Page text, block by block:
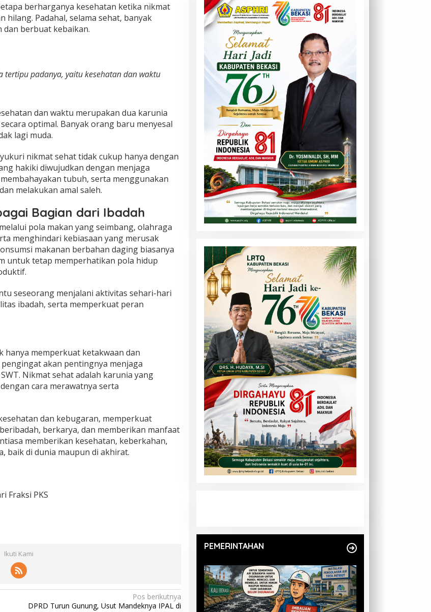
berharganya kesehatan ketika nikmat
Padahal, selama sehat, banyak
berbuat kebaikan.
tertipu padanya, yaitu kesehatan dan waktu
dan waktu merupakan dua karunia
optimal. Banyak orang baru menyesal
lagi muda.
nikmat sehat tidak cukup hanya dengan
hakiki diwujudkan dengan menjaga
tubuh, serta menggunakan
melakukan amal saleh.
Bagian dari Ibadah
pola makan yang seimbang, olahraga
menghindari kebiasaan yang merusak
makanan berbahan daging biasanya
untuk tetap memperhatikan pola hidup
seseorang menjalani aktivitas sehari-hari
ibadah, serta memperkuat peran
hanya memperkuat ketakwaan dan
akan pentingnya menjaga
Nikmat sehat adalah karunia yang
cara merawatnya serta
dan kebugaran, memperkuat
berkarya, dan memberikan manfaat
memberikan kesehatan, keberkahan,
baik di dunia maupun di akhirat.
Fraksi PKS
Ikuti Kami
Pos berikutnya
DPRD Turun Gunung, Usut Mandeknya IPAL di
PEMERINTAHAN